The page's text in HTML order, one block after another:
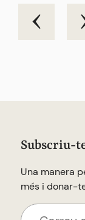
Subscriu-
Una manera
més i donar-